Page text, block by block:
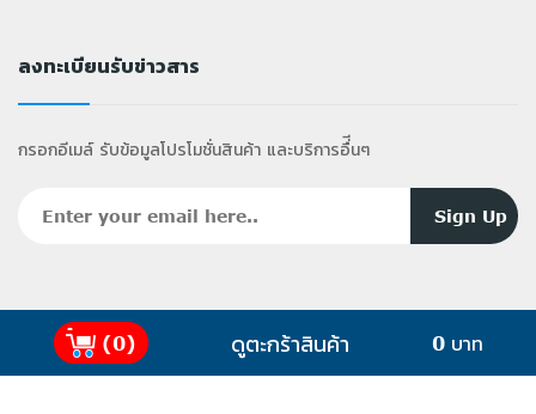
ลงทะเบียนรับข่าวสาร
กรอกอีเมล์ รับข้อมูลโปรโมชั่นสินค้า และบริการอื่ีนๆ
2025 Copyright ©GiffyShop .com All Rights
(0) ดูตะกร้าสินค้า 0 บาท